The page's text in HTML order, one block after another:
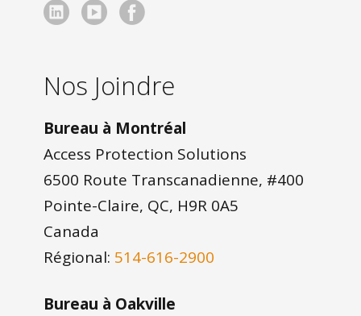
Nos Joindre
Bureau à Montréal
Access Protection Solutions
6500 Route Transcanadienne, #400
Pointe-Claire, QC, H9R 0A5
Canada
Régional: 514-616-2900
Bureau à Oakville